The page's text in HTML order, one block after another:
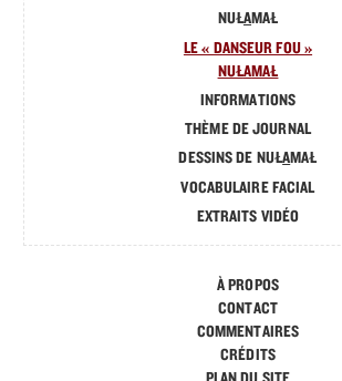
NUŁAMAŁ
LE « DANSEUR FOU »
NUŁAMAŁ
INFORMATIONS
THÈME DE JOURNAL
DESSINS DE NUŁAMAŁ
VOCABULAIRE FACIAL
EXTRAITS VIDÉO
À PROPOS
CONTACT
COMMENTAIRES
CRÉDITS